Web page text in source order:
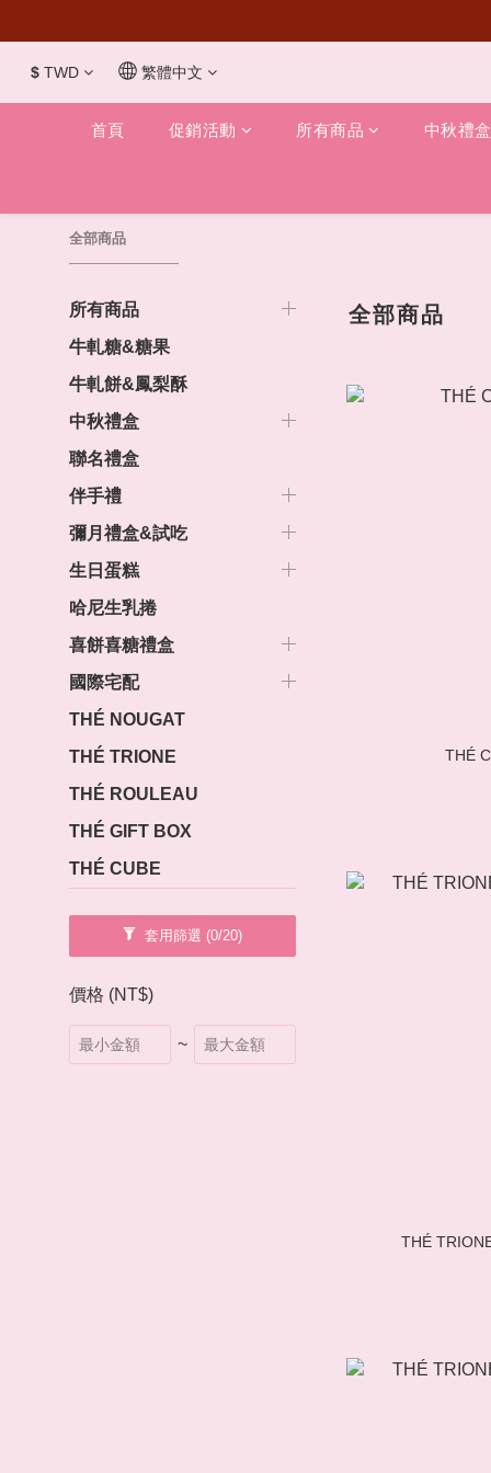
$ TWD 繁體中文
首頁 促銷活動 所有商品 中秋禮盒
全部商品
所有商品
牛軋糖&糖果
牛軋餅&鳳梨酥
中秋禮盒
聯名禮盒
伴手禮
彌月禮盒&試吃
生日蛋糕
哈尼生乳捲
喜餅喜糖禮盒
國際宅配
THÉ NOUGAT
THÉ TRIONE
THÉ ROULEAU
THÉ GIFT BOX
THÉ CUBE
套用篩選 (0/20)
價格 (NT$)
~
全部商品
THÉ
THÉ